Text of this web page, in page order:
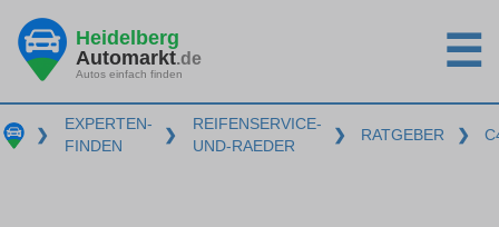
Heidelberg
Automarkt.de
Autos einfach finden ☰
❯
EXPERTEN-
FINDEN
❯
REIFENSERVICE-
UND-RAEDER
❯ RATGEBER ❯